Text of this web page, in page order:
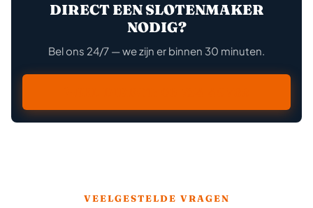
DIRECT EEN SLOTENMAKER
NODIG?
Bel ons 24/7 — we zijn er binnen 30 minuten.
VEELGESTELDE VRAGEN